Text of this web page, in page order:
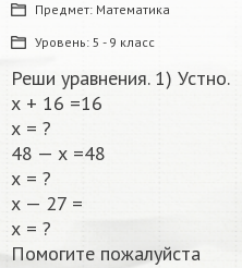
Предмет: Математика
Уровень: 5 - 9 класс
Реши уравнения. 1) Устно.
х + 16 =16
х = ?
48 — х =48
х = ?
х — 27 =
х = ?
Помогите пожалуйста